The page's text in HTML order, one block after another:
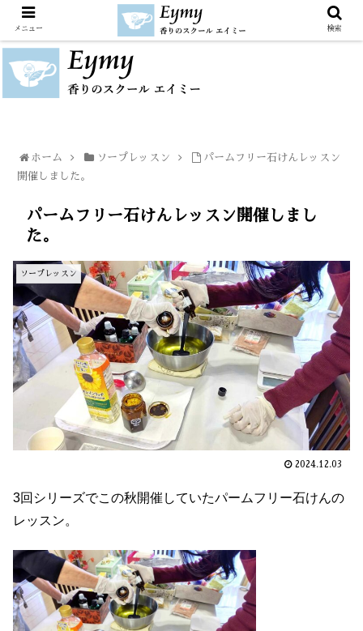
ホーム ソープレッスン
パームフリー石けんレッスン
開催しました。
パームフリー石けんレッスン開催しまし
た。
ソープレッスン
2024.12.03
3回シリーズでこの秋開催していたパームフリー石けんの
レッスン。
メニュー 検索